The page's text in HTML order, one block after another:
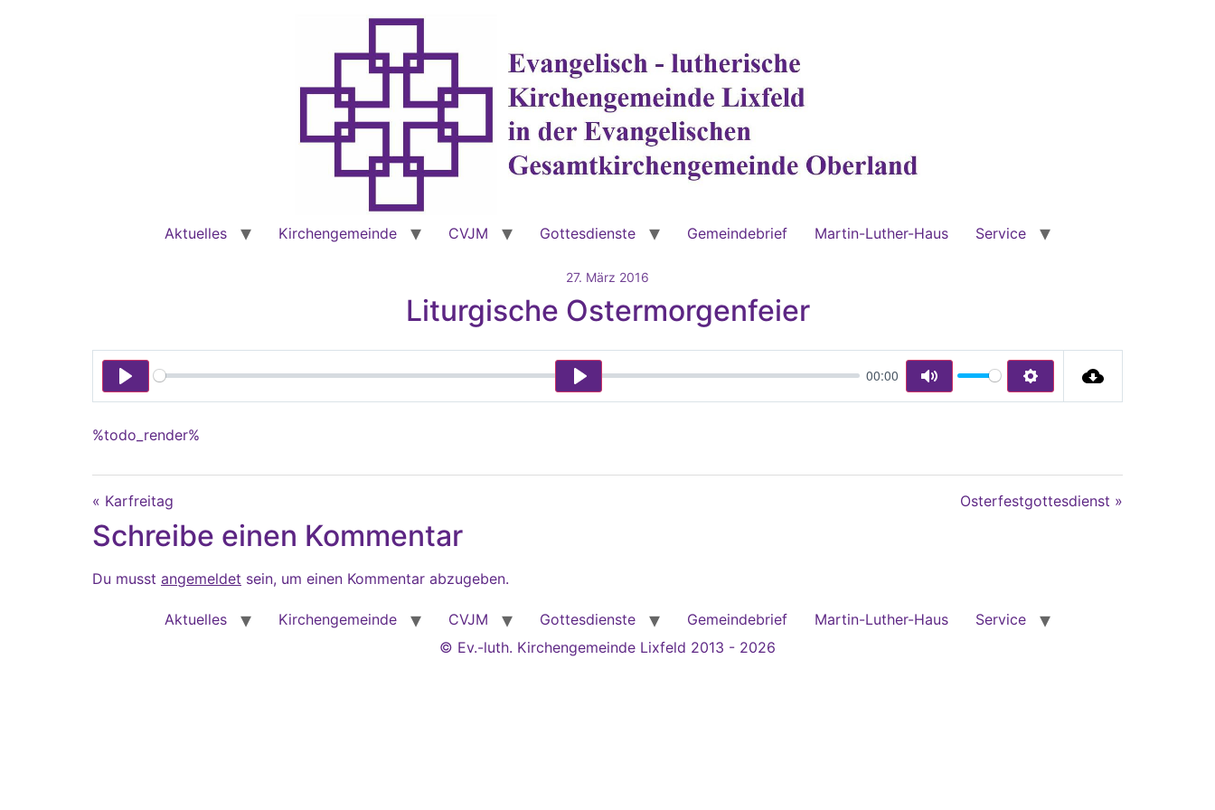
Aktuelles Kirchengemeinde CVJM Gottesdienste Gemeindebrief Martin-Luther-Haus Service
27. März 2016
Liturgische Ostermorgenfeier
Play
00:00
Mute Settings
Play
%todo_render%
« Karfreitag Osterfestgottesdienst »
Schreibe einen Kommentar
Du musst angemeldet sein, um einen Kommentar abzugeben.
Aktuelles Kirchengemeinde CVJM Gottesdienste Gemeindebrief Martin-Luther-Haus
Service
© Ev.-luth. Kirchengemeinde Lixfeld 2013 - 2026